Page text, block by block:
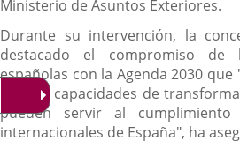
Ministerio de Asuntos Exteriores.
Durante su intervención, la
destacado el compromiso de
españolas con la Agenda 2030
que las capacidades de
pueden servir al
internacionales de España", ha